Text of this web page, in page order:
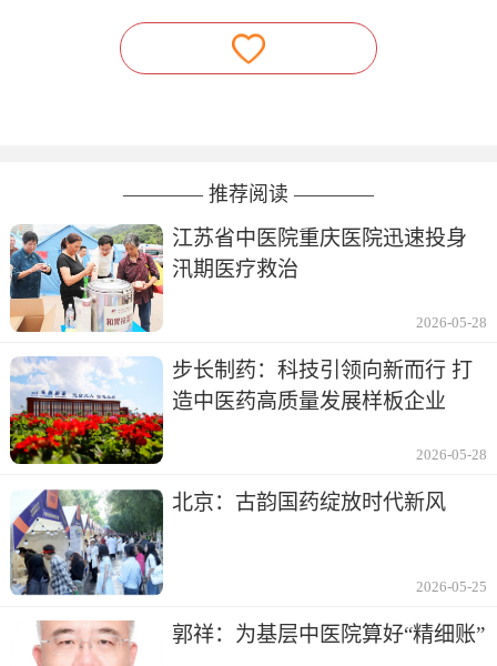
———— 推荐阅读 ————
江苏省中医院重庆医院迅速投身
汛期医疗救治
2026-05-28
步长制药：科技引领向新而行 打
造中医药高质量发展样板企业
2026-05-28
北京：古韵国药绽放时代新风
2026-05-25
郭祥：为基层中医院算好“精细账”